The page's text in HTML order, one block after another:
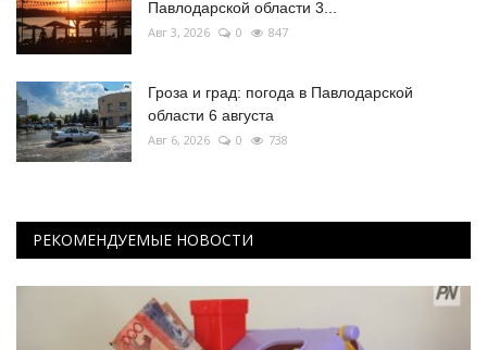
Павлодарской области 3...
Авг 3, 2026 0 847
Гроза и град: погода в Павлодарской
области 6 августа
Авг 6, 2026 0 738
РЕКОМЕНДУЕМЫЕ НОВОСТИ